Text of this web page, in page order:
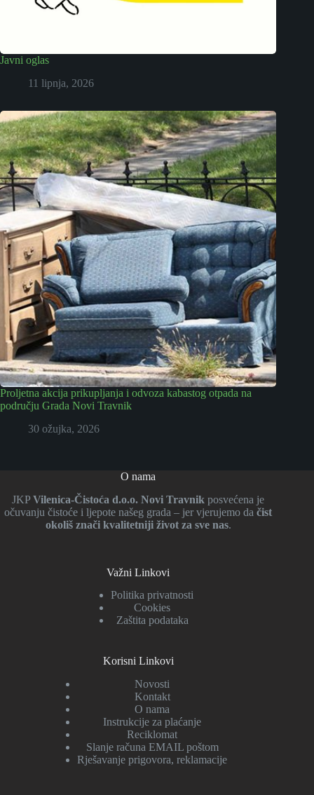
Javni oglas
11 lipnja, 2026
Proljetna akcija prikupljanja i odvoza kabastog otpada na
području Grada Novi Travnik
30 ožujka, 2026
O nama
JKPVilenica-Čistoća d.o.o. Novi Travnik posvećena je
očuvanju čistoće i ljepote našeg grada – jer vjerujemo dačist
okoliš znači kvalitetniji život za sve nas.
Važni Linkovi
Politika privatnosti
Cookies
Zaštita podataka
Korisni Linkovi
Novosti
Kontakt
O nama
Instrukcije za plaćanje
Reciklomat
Slanje računa EMAIL poštom
Rješavanje prigovora, reklamacije